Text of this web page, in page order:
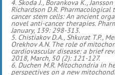
4. Skoda J., Borankova K., Jansson
Richardson D.R.
cancer stem cells: An ancient
novel anti-cancer therapies.
January, 139: 298-313.
5. Chistiakov D.A., Shkurat T.P.,
Orekhov A.N. The role of
cardiovascular disease: a brief
2018, March, 50 (2): 121-127.
6. Duchen M.R. Mitochondria in
perspectives on a new